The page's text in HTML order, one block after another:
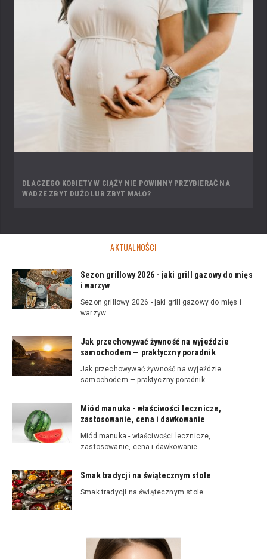
DLACZEGO KOBIETY W CIĄŻY NIE POWINNY PRZYBIERAĆ NA
WADZE ZBYT DUŻO LUB ZBYT MAŁO?
AKTUALNOŚCI
Sezon grillowy 2026 - jaki grill gazowy do mięs
i warzyw
Sezon grillowy 2026 - jaki grill gazowy do mięs i
warzyw
Jak przechowywać żywność na wyjeździe
samochodem — praktyczny poradnik
Jak przechowywać żywność na wyjeździe
samochodem — praktyczny poradnik
Miód manuka - właściwości lecznicze,
zastosowanie, cena i dawkowanie
Miód manuka - właściwości lecznicze,
zastosowanie, cena i dawkowanie
Smak tradycji na świątecznym stole
Smak tradycji na świątecznym stole